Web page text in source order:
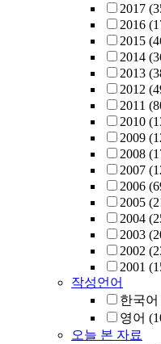
2017
2016
2015
2014
2013
2012
2011
2010
2009
2008
2007
2006
2005
2004
2003
2002
2001
작성언어
한국어
영어
오늘 본 자료